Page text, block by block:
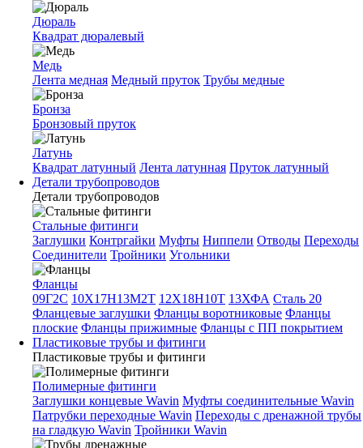
Дюраль
Квадрат дюралевый
Медь
Лента медная Медный пруток Трубы медные
Бронза
Бронзовый пруток
Латунь
Квадрат латунный Лента латунная Пруток латунный
Детали трубопроводов
Детали трубопроводов
Стальные фитинги
Заглушки Контргайки Муфты Ниппели Отводы Переходы
Соединители Тройники Угольники
Фланцы
09Г2С 10Х17Н13М2Т 12Х18Н10Т 13ХФА Сталь 20
Фланцевые заглушки Фланцы воротниковые Фланцы
плоские Фланцы прижимные Фланцы с ПП покрытием
Пластиковые трубы и фитинги
Пластиковые трубы и фитинги
Полимерные фитинги
Заглушки концевые Wavin Муфты соединительные Wavin
Патрубки переходные Wavin Переходы с дренажной трубы
на гладкую Wavin Тройники Wavin